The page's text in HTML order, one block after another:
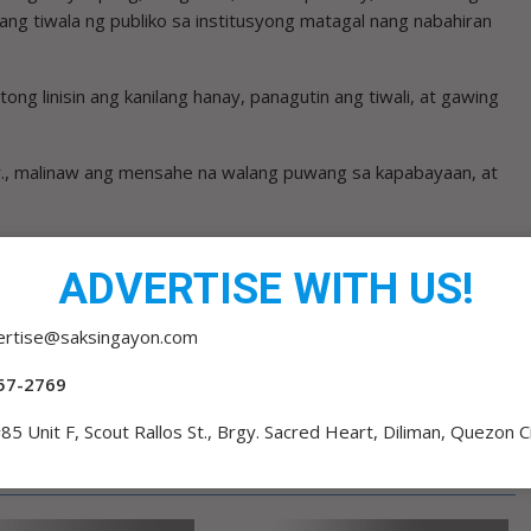
tiwala ng publiko sa institusyong matagal nang nabahiran
linisin ang kanilang hanay, panagutin ang tiwali, at gawing
malinaw ang mensahe na walang puwang sa kapabayaan, at
2 EX-POGO WORKERS KALABOSO SA ONLINE SELLING
ADVERTISE WITH US!
2769
Unit F, Scout Rallos St., Brgy. Sacred Heart, Diliman, Quezon